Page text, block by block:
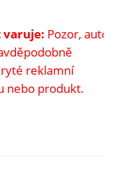
Pozor, autor
reklamní
nebo produkt.